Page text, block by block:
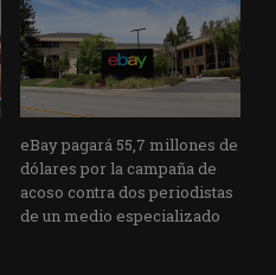
eBay pagará 55,7 millones de
dólares por la campaña de
acoso contra dos periodistas
de un medio especializado